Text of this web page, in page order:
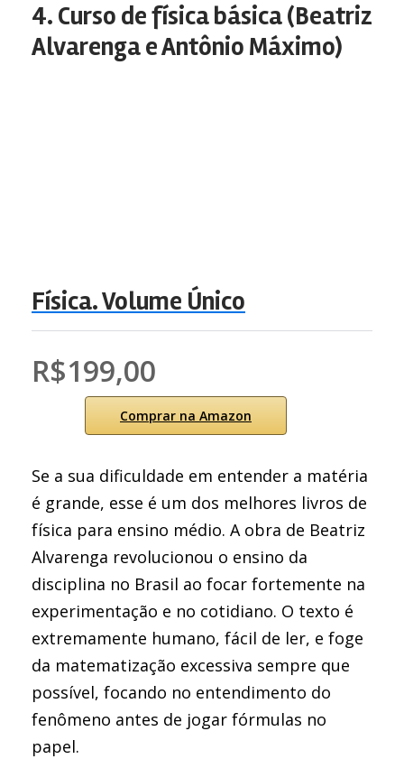
4. Curso de física básica (Beatriz
Alvarenga e Antônio Máximo)
Física. Volume Único
R$199,00
Comprar na Amazon
Se a sua dificuldade em entender a matéria
é grande, esse é um dos melhores livros de
física para ensino médio. A obra de Beatriz
Alvarenga revolucionou o ensino da
disciplina no Brasil ao focar fortemente na
experimentação e no cotidiano. O texto é
extremamente humano, fácil de ler, e foge
da matematização excessiva sempre que
possível, focando no entendimento do
fenômeno antes de jogar fórmulas no
papel.